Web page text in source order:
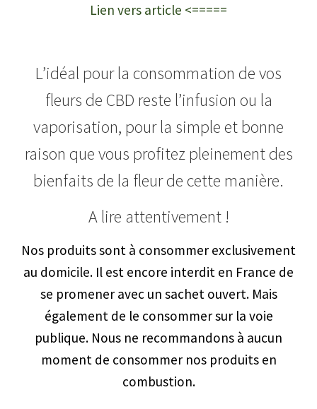
Lien vers article <=====
L’idéal pour la consommation de vos
fleurs de CBD reste l’infusion ou la
vaporisation, pour la simple et bonne
raison que vous profitez pleinement des
bienfaits de la fleur de cette manière.
A lire attentivement !
Nos produits sont à consommer exclusivement
au domicile. Il est encore interdit en France de
se promener avec un sachet ouvert. Mais
également de le consommer sur la voie
publique. Nous ne recommandons à aucun
moment de consommer nos produits en
combustion.